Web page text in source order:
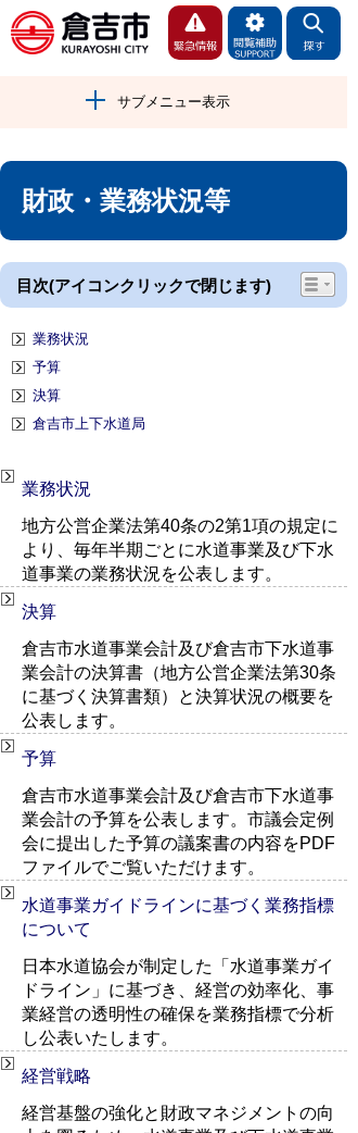
サブメニュー表示
財政・業務状況等
目次(アイコンクリックで閉じます)
業務状況
予算
決算
倉吉市上下水道局
業務状況
地方公営企業法第40条の2第1項の規定に
より、毎年半期ごとに水道事業及び下水
道事業の業務状況を公表します。
決算
倉吉市水道事業会計及び倉吉市下水道事
業会計の決算書（地方公営企業法第30条
に基づく決算書類）と決算状況の概要を
公表します。
予算
倉吉市水道事業会計及び倉吉市下水道事
業会計の予算を公表します。市議会定例
会に提出した予算の議案書の内容をPDF
ファイルでご覧いただけます。
水道事業ガイドラインに基づく業務指標
について
日本水道協会が制定した「水道事業ガイ
ドライン」に基づき、経営の効率化、事
業経営の透明性の確保を業務指標で分析
し公表いたします。
経営戦略
経営基盤の強化と財政マネジメントの向